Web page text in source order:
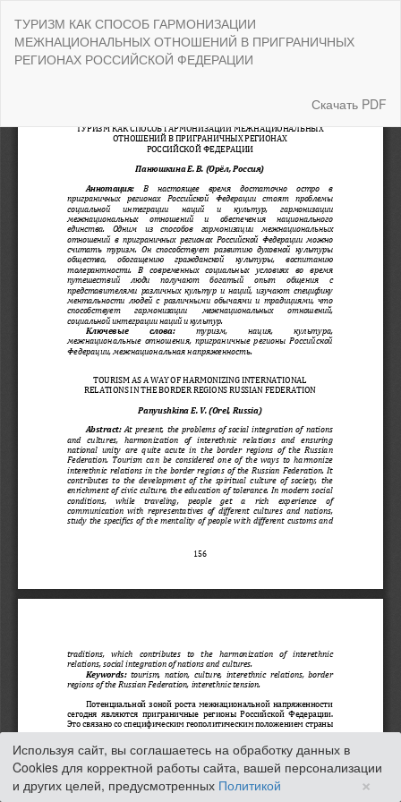
Подробностям
ТУРИЗМ КАК СПОСОБ ГАРМОНИЗАЦИИ
МЕЖНАЦИОНАЛЬНЫХ ОТНОШЕНИЙ В ПРИГРАНИЧНЫХ
РЕГИОНАХ РОССИЙСКОЙ ФЕДЕРАЦИИ
Скачать
Скачать PDF
Используя сайт, вы соглашаетесь на обработку данных в
Cookies для корректной работы сайта, вашей персонализации
и других целей, предусмотренных Политикой ×